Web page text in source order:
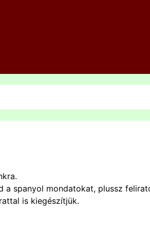
a spanyol mondatokat, plussz
is kiegészítjük.